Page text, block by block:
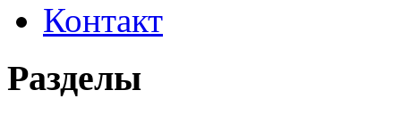
Контакт
Разделы